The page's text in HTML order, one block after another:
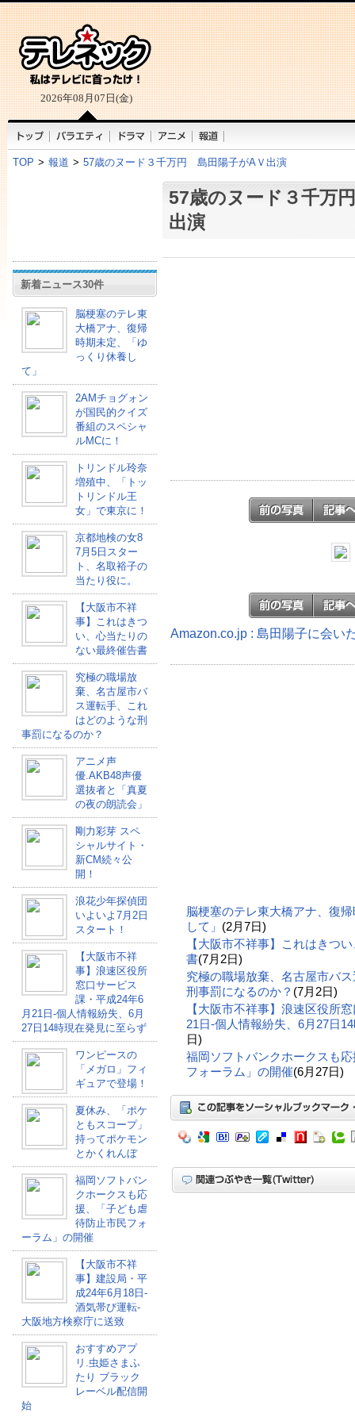
2026年08月07日(金)
TOP > 報道 > 57歳のヌード３千万円 島田陽子がAＶ出演
新着ニュース30件
脳梗塞のテレ東
大橋アナ、復帰
時期未定、「ゆ
っくり休養し
て」
2AMチョグォン
が国民的クイズ
番組のスペシャ
ルMCに！
トリンドル玲奈
増殖中、「トッ
トリンドル王
女」で東京に！
京都地検の女8
7月5日スター
ト、名取裕子の
当たり役に。
【大阪市不祥
事】これはきつ
い、心当たりの
ない最終催告書
究極の職場放
棄、名古屋市バ
ス運転手、これ
はどのような刑
事罰になるのか？
アニメ声
優.AKB48声優
選抜者と「真夏
の夜の朗読会」
剛力彩芽 スペ
シャルサイト・
新CM続々公
開！
浪花少年探偵団
いよいよ7月2日
スタート！
【大阪市不祥
事】浪速区役所
窓口サービス
課・平成24年6
月21日-個人情報紛失、6月
27日14時現在発見に至らず
ワンピースの
「メガロ」フィ
ギュアで登場！
夏休み、「ポケ
ともスコープ」
持ってポケモン
とかくれんぼ
福岡ソフトバン
クホークスも応
援、「子ども虐
待防止市民フォ
ーラム」の開催
【大阪市不祥
事】建設局・平
成24年6月18日-
酒気帯び運転-
大阪地方検察庁に送致
おすすめアプ
リ.虫姫さまふ
たり ブラック
レーベル配信開
始
57歳のヌード３千万
出演
Amazon.co.jp : 島田陽子に会い
脳梗塞のテレ東大橋アナ、復
して」 (2月7日)
【大阪市不祥事】これはきつ
書(7月2日)
究極の職場放棄、名古屋市バ
刑事罰になるのか？ (7月2日)
【大阪市不祥事】浪速区役所
21日-個人情報紛失、6月27日
日)
福岡ソフトバンクホークスも
フォーラム」の開催(6月27日)